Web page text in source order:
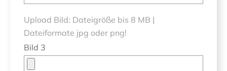
Upload Bild: Dateigröße bis 8 MB |
Dateiformate jpg oder png!
Bild 3